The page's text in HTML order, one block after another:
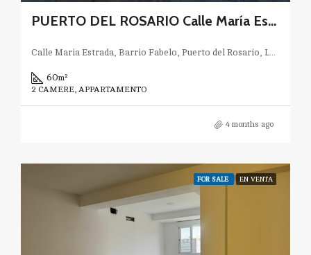
PUERTO DEL ROSARIO Calle María Estrada OBRA NUEVA
Calle Maria Estrada, Barrio Fabelo, Puerto del Rosario, Las Palmas, Canarias, 35611, España
60m²
2 CAMERE, APPARTAMENTO
4 months ago
FOR SALE EN VENTA